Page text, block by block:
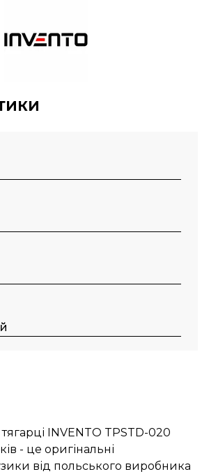
INVENTO TPSTD-020
- це оригінальні
від польського виробника